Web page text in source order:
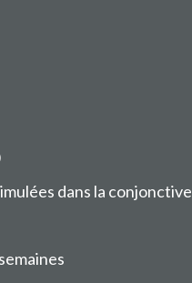
dans la conjonctive